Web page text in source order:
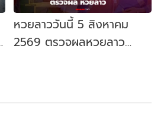
หวยลาววันนี้ 5 สิงหาคม
2569 ตรวจผลหวยลาว